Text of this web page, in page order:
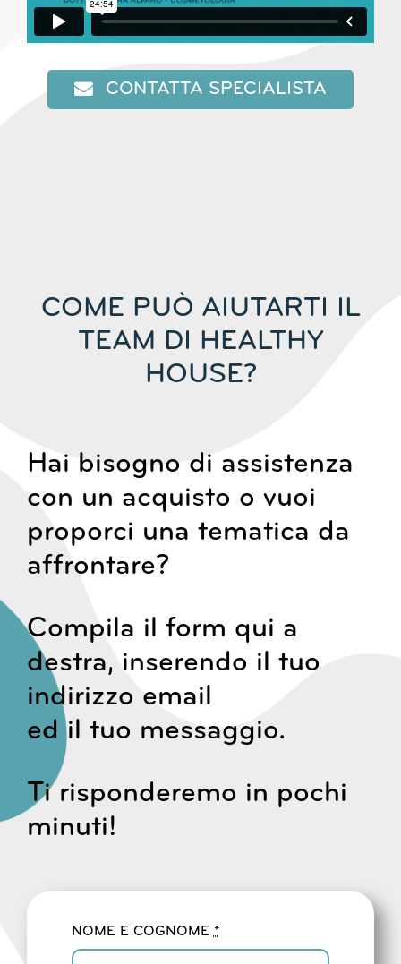
CONTATTA SPECIALISTA
COME PUÒ AIUTARTI IL
TEAM DI HEALTHY
HOUSE?
Hai bisogno di assistenza
con un acquisto o vuoi
proporci una tematica da
affrontare?
Compila il form qui a
destra, inserendo il tuo
indirizzo email
ed il tuo messaggio.
Ti risponderemo in pochi
minuti!
NOME E COGNOME*